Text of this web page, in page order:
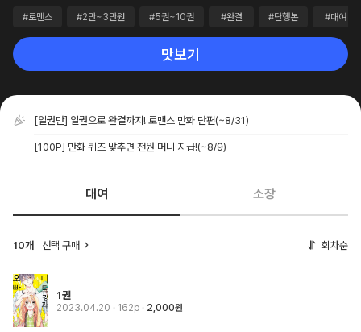
#로맨스 #2만~3만원 #5권~10권 #완결 #단행본 #대여
맛보기
[일권만] 일권으로 완결까지! 로맨스 만화 단편(~8/31)
[100P] 만화 퀴즈 맞추면 전원 머니 지급!(~8/9)
대여 소장
10개 선택 구매 회차순
1권
2023.04.20 · 162p 2,000원